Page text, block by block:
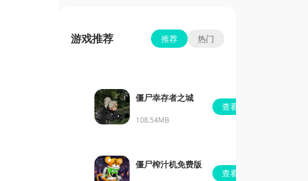
游戏推荐 推荐 热门
僵尸幸存者之城
108.54MB
查看
僵尸榨汁机免费版
查看